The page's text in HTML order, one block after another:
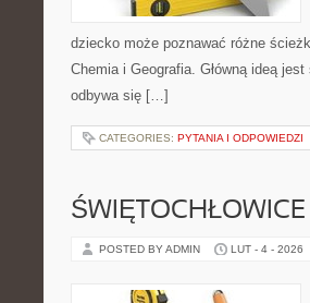
dziecko może poznawać różne
Chemia i Geografia. Główną ideą
odbywa się […]
CATEGORIES: PYTANIA I ODPOWIEDZI
ŚWIĘTOCHŁOWICE
POSTED BY ADMIN LUT - 4 - 2026